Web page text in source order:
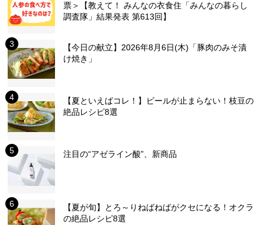
票＞【教えて！ みんなの衣食住「みんなの暮らし
調査隊」結果発表 第613回】
【今日の献立】2026年8月6日(木)「豚肉のみそ漬
け焼き」
【夏といえばコレ！】ビールが止まらない！枝豆の
絶品レシピ8選
注目の“アゼライン酸”、新商品
【夏が旬】とろ～りねばねばがクセになる！オクラ
の絶品レシピ8選